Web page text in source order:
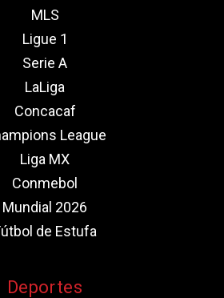
MLS
Ligue 1
Serie A
LaLiga
Concacaf
League
Liga MX
Conmebol
Mundial 2026
de Estufa
Deportes